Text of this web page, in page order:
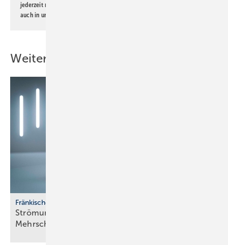
jederzeit möglich. Informationen zum Umgang mit Daten finden Sie
auch in unserer
Weitere Inhalte
Fränkische
Strömungsoptimiertes
­Mehrschichtverbundrohrsystem